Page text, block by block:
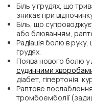
Біль у грудях, що
зникає при
Біль, що
або блюванням,
Радіація болю в
грудях.
Поява нового болю у
судинними
діабет, гіпертонія,
Раптове
тромбоемболії